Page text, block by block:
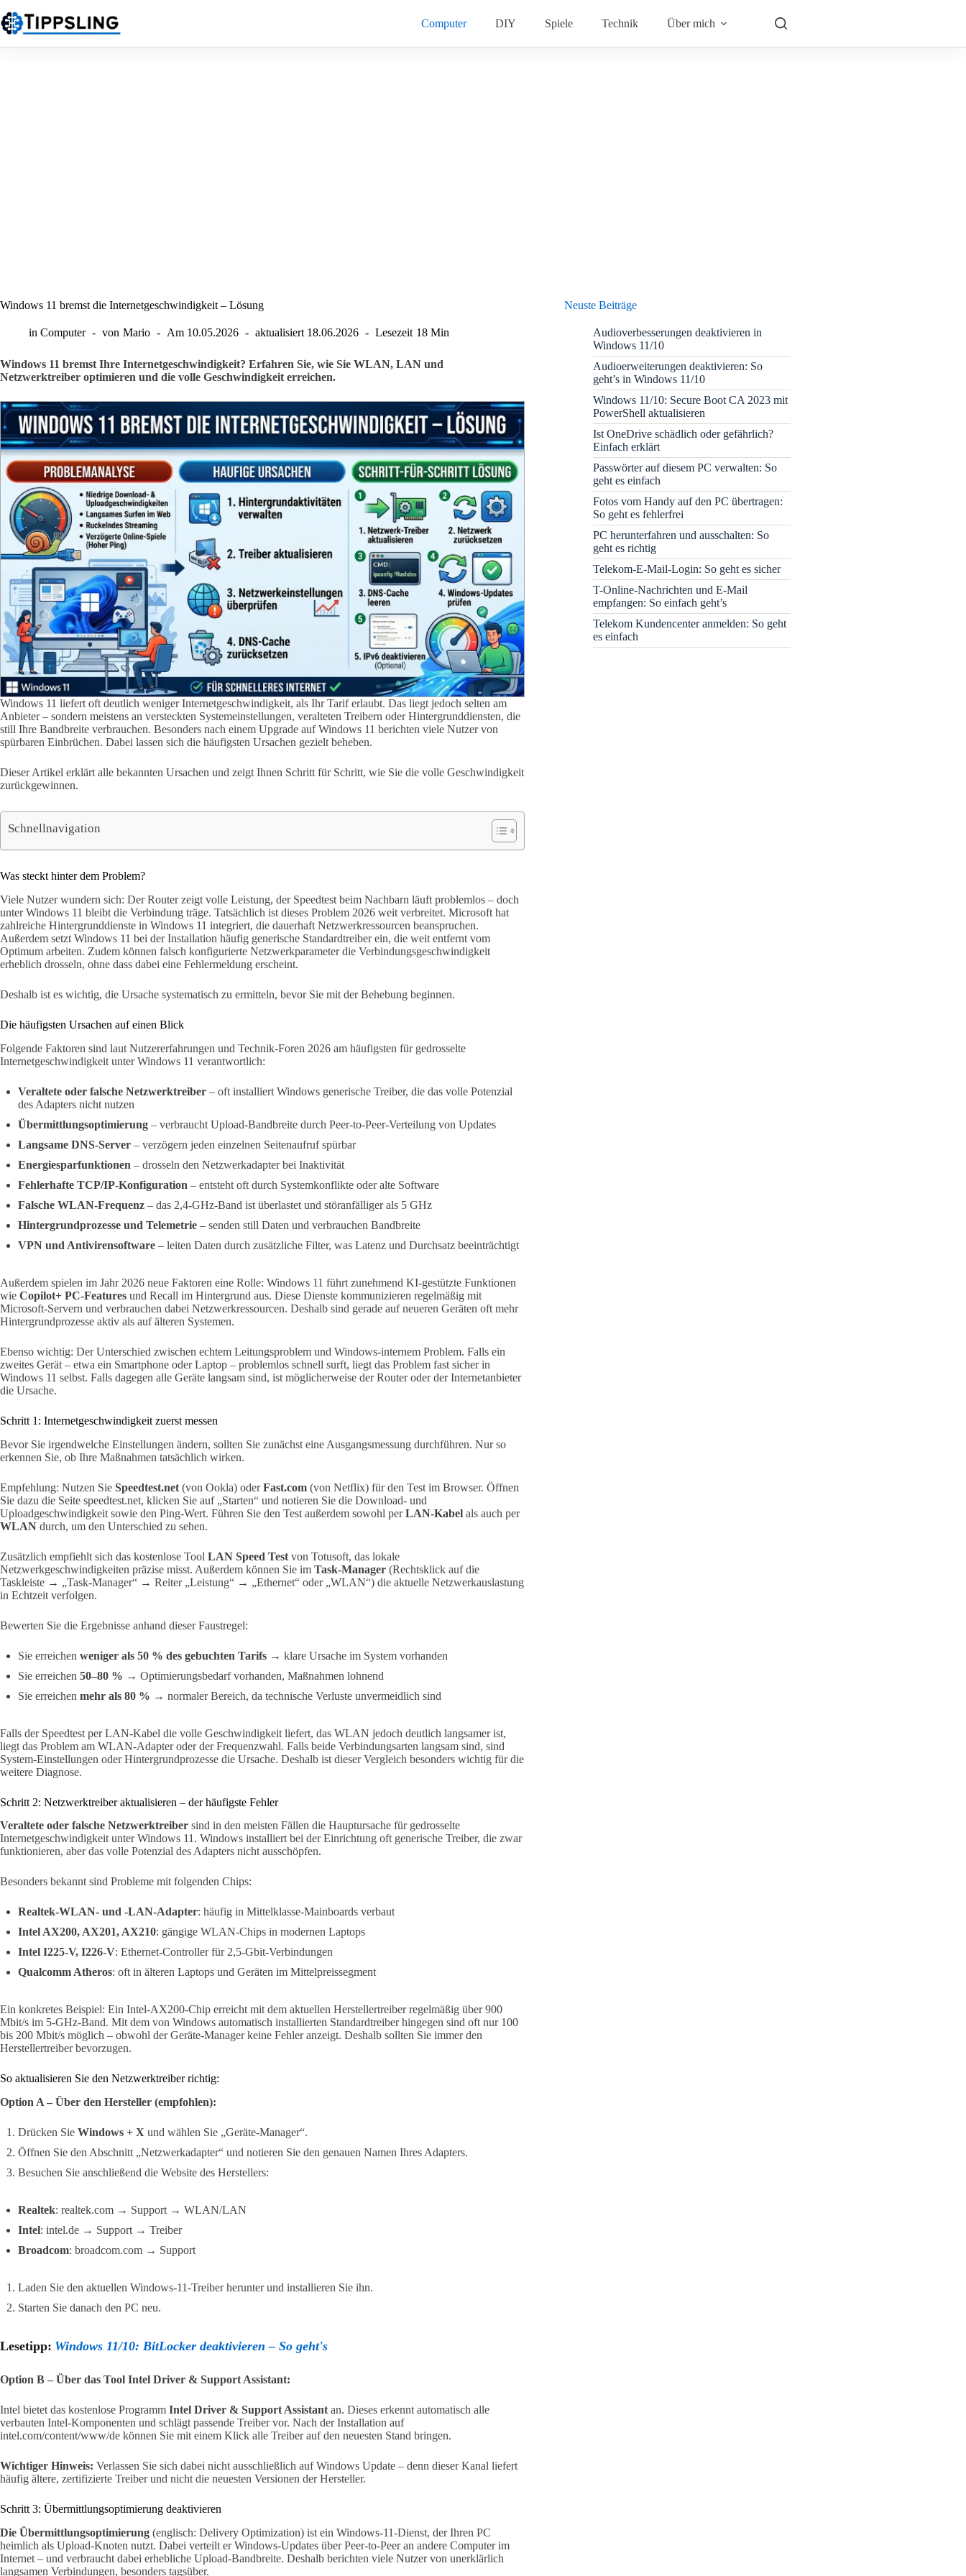
Inhalt
springen
Computer DIY Spiele Technik Über mich
Windows 11 bremst die Internetgeschwindigkeit – Lösung
in Computer von Mario Am 10.05.2026 aktualisiert 18.06.2026 Lesezeit 18 Min
Windows 11 bremst Ihre Internetgeschwindigkeit? Erfahren Sie, wie Sie WLAN, LAN und
Netzwerktreiber optimieren und die volle Geschwindigkeit erreichen.
Windows 11 liefert oft deutlich weniger Internetgeschwindigkeit, als Ihr Tarif erlaubt. Das liegt jedoch selten am
Anbieter – sondern meistens an versteckten Systemeinstellungen, veralteten Treibern oder Hintergrunddiensten, die
still Ihre Bandbreite verbrauchen. Besonders nach einem Upgrade auf Windows 11 berichten viele Nutzer von
spürbaren Einbrüchen. Dabei lassen sich die häufigsten Ursachen gezielt beheben.
Dieser Artikel erklärt alle bekannten Ursachen und zeigt Ihnen Schritt für Schritt, wie Sie die volle Geschwindigkeit
zurückgewinnen.
Schnellnavigation
Was steckt hinter dem Problem?
Viele Nutzer wundern sich: Der Router zeigt volle Leistung, der Speedtest beim Nachbarn läuft problemlos – doch
unter Windows 11 bleibt die Verbindung träge. Tatsächlich ist dieses Problem 2026 weit verbreitet. Microsoft hat
zahlreiche Hintergrunddienste in Windows 11 integriert, die dauerhaft Netzwerkressourcen beanspruchen.
Außerdem setzt Windows 11 bei der Installation häufig generische Standardtreiber ein, die weit entfernt vom
Optimum arbeiten. Zudem können falsch konfigurierte Netzwerkparameter die Verbindungsgeschwindigkeit
erheblich drosseln, ohne dass dabei eine Fehlermeldung erscheint.
Deshalb ist es wichtig, die Ursache systematisch zu ermitteln, bevor Sie mit der Behebung beginnen.
Die häufigsten Ursachen auf einen Blick
Folgende Faktoren sind laut Nutzererfahrungen und Technik-Foren 2026 am häufigsten für gedrosselte
Internetgeschwindigkeit unter Windows 11 verantwortlich:
Veraltete oder falsche Netzwerktreiber – oft installiert Windows generische Treiber, die das volle Potenzial
des Adapters nicht nutzen
Übermittlungsoptimierung – verbraucht Upload-Bandbreite durch Peer-to-Peer-Verteilung von Updates
Langsame DNS-Server – verzögern jeden einzelnen Seitenaufruf spürbar
Energiesparfunktionen – drosseln den Netzwerkadapter bei Inaktivität
Fehlerhafte TCP/IP-Konfiguration – entsteht oft durch Systemkonflikte oder alte Software
Falsche WLAN-Frequenz – das 2,4-GHz-Band ist überlastet und störanfälliger als 5 GHz
Hintergrundprozesse und Telemetrie – senden still Daten und verbrauchen Bandbreite
VPN und Antivirensoftware – leiten Daten durch zusätzliche Filter, was Latenz und Durchsatz beeinträchtigt
Außerdem spielen im Jahr 2026 neue Faktoren eine Rolle: Windows 11 führt zunehmend KI-gestützte Funktionen
wie Copilot+ PC-Features und Recall im Hintergrund aus. Diese Dienste kommunizieren regelmäßig mit
Microsoft-Servern und verbrauchen dabei Netzwerkressourcen. Deshalb sind gerade auf neueren Geräten oft mehr
Hintergrundprozesse aktiv als auf älteren Systemen.
Ebenso wichtig: Der Unterschied zwischen echtem Leitungsproblem und Windows-internem Problem. Falls ein
zweites Gerät – etwa ein Smartphone oder Laptop – problemlos schnell surft, liegt das Problem fast sicher in
Windows 11 selbst. Falls dagegen alle Geräte langsam sind, ist möglicherweise der Router oder der Internetanbieter
die Ursache.
Schritt 1: Internetgeschwindigkeit zuerst messen
Bevor Sie irgendwelche Einstellungen ändern, sollten Sie zunächst eine Ausgangsmessung durchführen. Nur so
erkennen Sie, ob Ihre Maßnahmen tatsächlich wirken.
Empfehlung: Nutzen Sie Speedtest.net (von Ookla) oderFast.com (von Netflix) für den Test im Browser. Öffnen
Sie dazu die Seite speedtest.net, klicken Sie auf „Starten“ und notieren Sie die Download- und
Uploadgeschwindigkeit sowie den Ping-Wert. Führen Sie den Test außerdem sowohl perLAN-Kabel als auch per
WLAN durch, um den Unterschied zu sehen.
Zusätzlich empfiehlt sich das kostenlose Tool LAN Speed Test von Totusoft, das lokale
Netzwerkgeschwindigkeiten präzise misst. Außerdem können Sie im Task-Manager (Rechtsklick auf die
Taskleiste → „Task-Manager“ → Reiter „Leistung“ → „Ethernet“ oder „WLAN“) die aktuelle Netzwerkauslastung
in Echtzeit verfolgen.
Bewerten Sie die Ergebnisse anhand dieser Faustregel:
Sie erreichen weniger als 50 % des gebuchten Tarifs → klare Ursache im System vorhanden
Sie erreichen 50–80 % → Optimierungsbedarf vorhanden, Maßnahmen lohnend
Sie erreichen mehr als 80 % → normaler Bereich, da technische Verluste unvermeidlich sind
Falls der Speedtest per LAN-Kabel die volle Geschwindigkeit liefert, das WLAN jedoch deutlich langsamer ist,
liegt das Problem am WLAN-Adapter oder der Frequenzwahl. Falls beide Verbindungsarten langsam sind, sind
System-Einstellungen oder Hintergrundprozesse die Ursache. Deshalb ist dieser Vergleich besonders wichtig für die
weitere Diagnose.
Schritt 2: Netzwerktreiber aktualisieren – der häufigste Fehler
Veraltete oder falsche Netzwerktreiber sind in den meisten Fällen die Hauptursache für gedrosselte
Internetgeschwindigkeit unter Windows 11. Windows installiert bei der Einrichtung oft generische Treiber, die zwar
funktionieren, aber das volle Potenzial des Adapters nicht ausschöpfen.
Besonders bekannt sind Probleme mit folgenden Chips:
Realtek-WLAN- und -LAN-Adapter: häufig in Mittelklasse-Mainboards verbaut
Intel AX200, AX201, AX210: gängige WLAN-Chips in modernen Laptops
Intel I225-V, I226-V: Ethernet-Controller für 2,5-Gbit-Verbindungen
Qualcomm Atheros: oft in älteren Laptops und Geräten im Mittelpreissegment
Ein konkretes Beispiel: Ein Intel-AX200-Chip erreicht mit dem aktuellen Herstellertreiber regelmäßig über 900
Mbit/s im 5-GHz-Band. Mit dem von Windows automatisch installierten Standardtreiber hingegen sind oft nur 100
bis 200 Mbit/s möglich – obwohl der Geräte-Manager keine Fehler anzeigt. Deshalb sollten Sie immer den
Herstellertreiber bevorzugen.
So aktualisieren Sie den Netzwerktreiber richtig:
Option A – Über den Hersteller (empfohlen):
Drücken Sie Windows + X und wählen Sie „Geräte-Manager“.
Öffnen Sie den Abschnitt „Netzwerkadapter“ und notieren Sie den genauen Namen Ihres Adapters.
Besuchen Sie anschließend die Website des Herstellers:
Realtek: realtek.com → Support → WLAN/LAN
Intel: intel.de → Support → Treiber
Broadcom: broadcom.com → Support
Laden Sie den aktuellen Windows-11-Treiber herunter und installieren Sie ihn.
Starten Sie danach den PC neu.
Lesetipp: Windows 11/10: BitLocker deaktivieren – So geht's
Option B – Über das Tool Intel Driver & Support Assistant:
Intel bietet das kostenlose Programm Intel Driver & Support Assistant an. Dieses erkennt automatisch alle
verbauten Intel-Komponenten und schlägt passende Treiber vor. Nach der Installation auf
intel.com/content/www/de können Sie mit einem Klick alle Treiber auf den neuesten Stand bringen.
Wichtiger Hinweis: Verlassen Sie sich dabei nicht ausschließlich auf Windows Update – denn dieser Kanal liefert
häufig ältere, zertifizierte Treiber und nicht die neuesten Versionen der Hersteller.
Schritt 3: Übermittlungsoptimierung deaktivieren
Die Übermittlungsoptimierung (englisch: Delivery Optimization) ist ein Windows-11-Dienst, der Ihren PC
heimlich als Upload-Knoten nutzt. Dabei verteilt er Windows-Updates über Peer-to-Peer an andere Computer im
Internet – und verbraucht dabei erhebliche Upload-Bandbreite. Deshalb berichten viele Nutzer von unerklärlich
langsamen Verbindungen, besonders tagsüber.
Neuste Beiträge
Audioverbesserungen deaktivieren in
Windows 11/10
Audioerweiterungen deaktivieren: So
geht’s in Windows 11/10
Windows 11/10: Secure Boot CA 2023 mit
PowerShell aktualisieren
Ist OneDrive schädlich oder gefährlich?
Einfach erklärt
Passwörter auf diesem PC verwalten: So
geht es einfach
Fotos vom Handy auf den PC übertragen:
So geht es fehlerfrei
PC herunterfahren und ausschalten: So
geht es richtig
Telekom-E-Mail-Login: So geht es sicher
T-Online-Nachrichten und E-Mail
empfangen: So einfach geht’s
Telekom Kundencenter anmelden: So geht
es einfach